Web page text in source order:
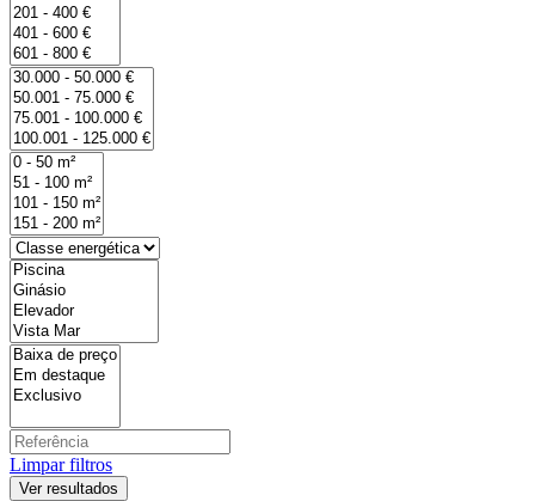
Limpar filtros